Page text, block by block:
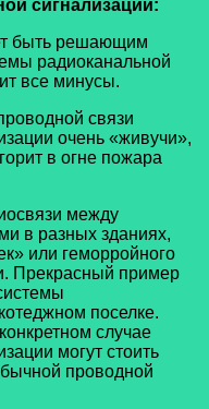
сигнализации:
быть решающим
радиоканальной
все минусы.
связи
очень «живучи»,
в огне пожара
между
в разных зданиях,
или геморройного
Прекрасный пример
поселке.
случае
могут стоить
проводной